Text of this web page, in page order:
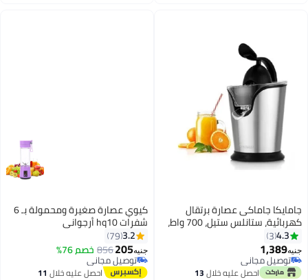
جامايكا جاماكى عصارة برتقال
كهربائية، ستانلس ستيل، 700 واط،
تقنية إيطالية، موديل JMK 4004
4.3
3
جنيه1,389
توصيل مجاني
توصيل مجانياحصل عليه خلال13
كيوي عصارة صغيرة ومحمولة بـ 6
شفرات hq10 أرجواني
3.2
79
جنيه205
856 خصم 76%
توصيل مجاني
توصيل مجانياحصل عليه خلال 11